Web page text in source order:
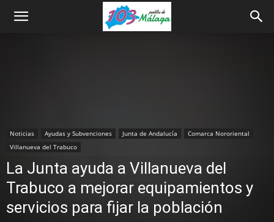
Noticias Ayudas y Subvenciones Junta de Andalucía
Comarca Nororiental
Villanueva del Trabuco
La Junta ayuda a Villanueva del
Trabuco a mejorar equipamientos y
servicios para fijar la población